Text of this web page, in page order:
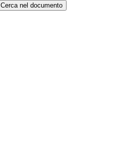
Cerca nel documento